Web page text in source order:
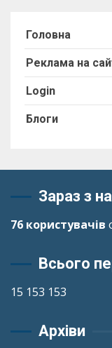
Головна
Реклама на
Login
Блоги
Зараз з
76 користувачів
Всього
15 153 153
Архіви